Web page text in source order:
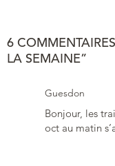
6
LA SEMAINE”
Guesdon
Bonjour, les
oct au matin